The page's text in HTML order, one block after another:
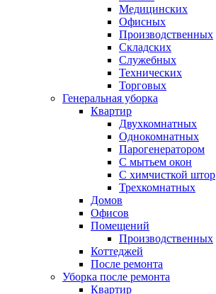
Медицинских
Офисных
Производственных
Складских
Служебных
Технических
Торговых
Генеральная уборка
Квартир
Двухкомнатных
Однокомнатных
Парогенератором
С мытьем окон
С химчисткой штор
Трехкомнатных
Домов
Офисов
Помещений
Производственных
Коттеджей
После ремонта
Уборка после ремонта
Квартир